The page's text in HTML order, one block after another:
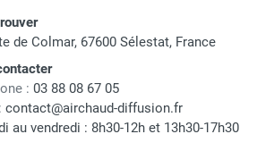
industriel ou destruction
électrique infrarouge
électrique par convection
mobile au fioul et GNR
de Colmar, 67600 Sélestat, France
: 03 88 08 67 05
contact@airchaud-diffusion.fr
au vendredi : 8h30-12h et 13h30-17h30